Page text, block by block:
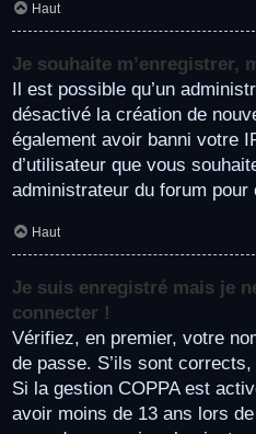
Haut
Je souhaite m’enregistrer,
Il est possible qu’un
désactivé la création de
également avoir banni votre
d’utilisateur que vous
administrateur du forum pour
Haut
Je suis enregistré mais je
connecter !
Vérifiez, en premier, votre
de passe. S’ils sont
Si la gestion COPPA est
avoir moins de 13 ans lors